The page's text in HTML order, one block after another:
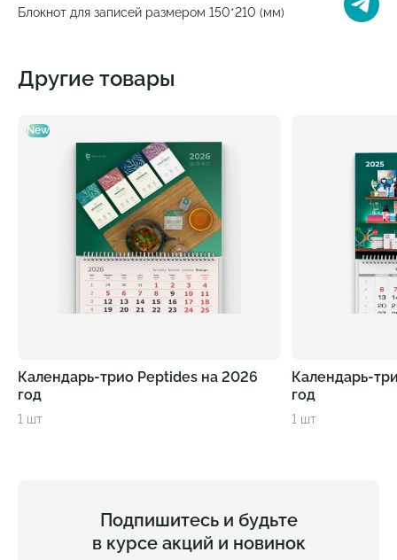
Блокнот для записей размером 150*210 (мм)
Другие товары
New
Календарь-трио Peptides на 2026
год
1 шт
Календарь-
год
1 шт
Подпишитесь и будьте
в курсе акций и новинок